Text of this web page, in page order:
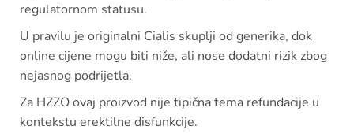
regulatornom statusu.
U pravilu je originalni Cialis skuplji od generika, dok
online cijene mogu biti niže, ali nose dodatni rizik zbog
nejasnog podrijetla.
Za HZZO ovaj proizvod nije tipična tema refundacije u
kontekstu erektilne disfunkcije.